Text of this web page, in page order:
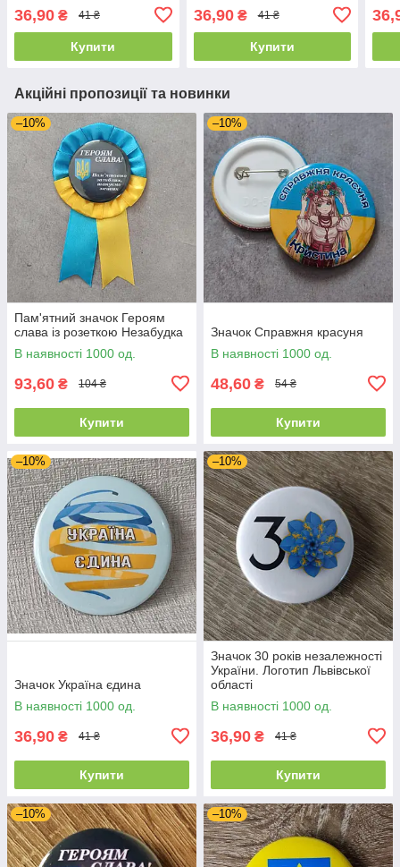
36,90 ₴ 41 ₴
Купити
36,90₴ 41 ₴
Купити
Акційні пропозиції та новинки
–10%
Пам'ятний значок Героям
слава із розеткою Незабудка
В наявності 1000 од.
93,60 ₴ 104 ₴
Купити
–10%
Значок Справжня красуня
В наявності 1000 од.
48,60 ₴ 54 ₴
Купити
–10%
Значок Україна єдина
В наявності 1000 од.
36,90 ₴ 41 ₴
Купити
–10%
Значок 30 років незалежності
України. Логотип Львівської
області
В наявності 1000 од.
36,90 ₴ 41 ₴
Купити
–10% –10%